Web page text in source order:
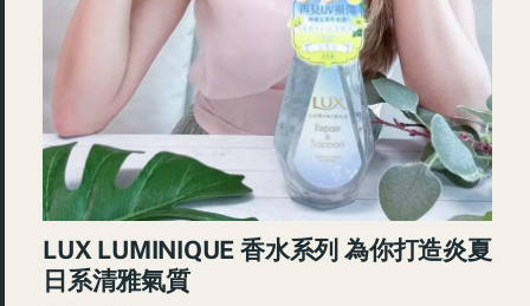
LUX LUMINIQUE 香水系列 為你打造炎夏
日系清雅氣質